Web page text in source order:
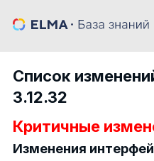
Список
3.12.32
Критичные
Изменения